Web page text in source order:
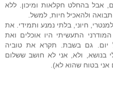
אבל בהחלט חקלאות ומיכון. ללא
תבואה ולהאכיל חיות, למשל.
חיוני, בלתי נמנע ותמידי. את
המודרני התעשיתי היו אוכלים ואת
יום. גם בשבת. תקרא את טוביה
בנושא, ולא, אני לא חושב ששלום
בטוח שהוא לא).